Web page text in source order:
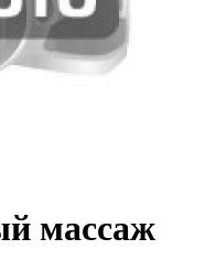
массаж